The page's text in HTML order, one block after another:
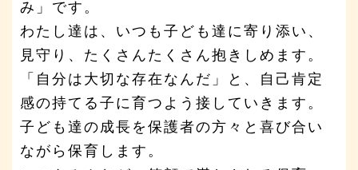
み」です。
わたし達は、いつも子ども達に寄り添い、
見守り、たくさんたくさん抱きしめます。
「自分は大切な存在なんだ」と、自己肯定
感の持てる子に育つよう接していきます。
子ども達の成長を保護者の方々と喜び合い
ながら保育します。